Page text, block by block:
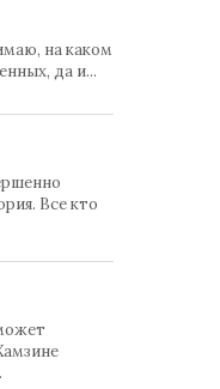
на каком
да и...
Все кто